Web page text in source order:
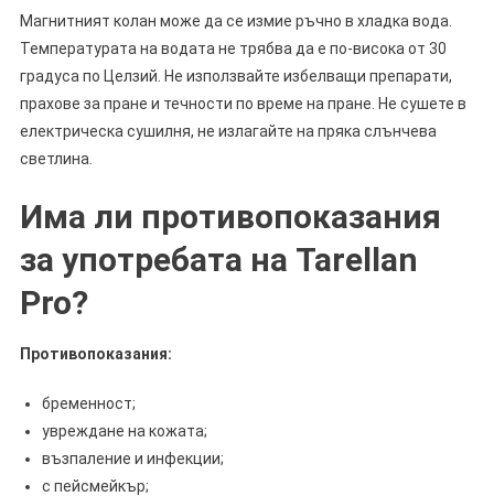
Магнитният колан може да се измие ръчно в хладка вода.
Температурата на водата не трябва да е по-висока от 30
градуса по Целзий. Не използвайте избелващи препарати,
прахове за пране и течности по време на пране. Не сушете в
електрическа сушилня, не излагайте на пряка слънчева
светлина.
Има ли противопоказания
за употребата на Tarellan
Pro?
Противопоказания:
бременност;
увреждане на кожата;
възпаление и инфекции;
с пейсмейкър;